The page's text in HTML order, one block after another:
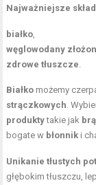
Najważniejsze
białko
węglowodany
zdrowe tłuszcze
Białko możemy
strączkowych .
produktytakie jak
bogate w błonnik i
Unikanie tłustych
głębokim tłuszczu,